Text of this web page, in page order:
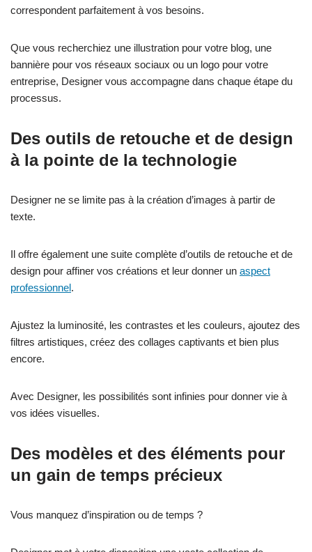
correspondent parfaitement à vos besoins.
Que vous recherchiez une illustration pour votre blog, une
bannière pour vos réseaux sociaux ou un logo pour votre
entreprise, Designer vous accompagne dans chaque étape du
processus.
Des outils de retouche et de design
à la pointe de la technologie
Designer ne se limite pas à la création d’images à partir de
texte.
Il offre également une suite complète d’outils de retouche et de
design pour affiner vos créations et leur donner un aspect
professionnel.
Ajustez la luminosité, les contrastes et les couleurs, ajoutez des
filtres artistiques, créez des collages captivants et bien plus
encore.
Avec Designer, les possibilités sont infinies pour donner vie à
vos idées visuelles.
Des modèles et des éléments pour
un gain de temps précieux
Vous manquez d’inspiration ou de temps ?